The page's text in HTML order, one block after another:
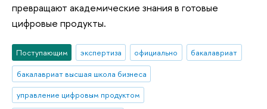
превращают академические знания в готовые
цифровые продукты.
Поступающим экспертиза официально
бакалавриат
бакалавриат высшая школа бизнеса
управление цифровым продуктом